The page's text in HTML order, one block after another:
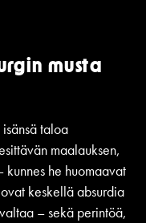
musta
taloa
maalauksen,
he huomaavat
keskellä absurdia
– sekä perintöä,